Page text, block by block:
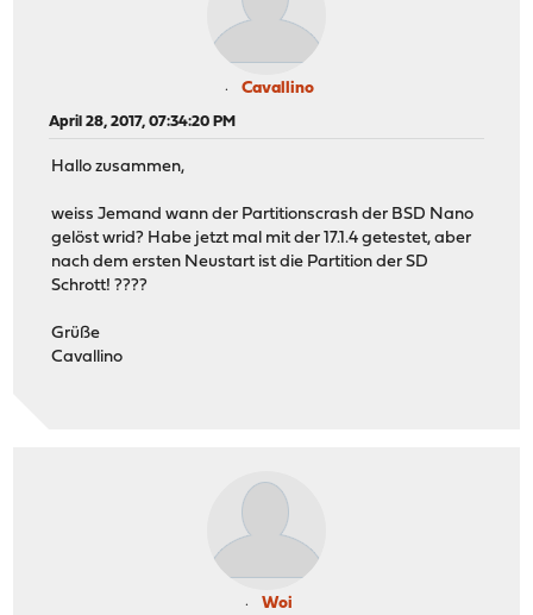
Cavallino
April 28, 2017, 07:34:20 PM
Hallo zusammen,
weiss Jemand wann der Partitionscrash der BSD Nano
gelöst wrid? Habe jetzt mal mit der 17.1.4 getestet, aber
nach dem ersten Neustart ist die Partition der SD
Schrott! ????
Grüße
Cavallino
Woi